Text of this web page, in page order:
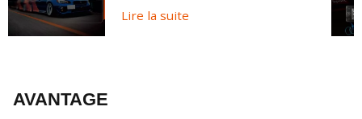
Lire la suite
AVANTAGE